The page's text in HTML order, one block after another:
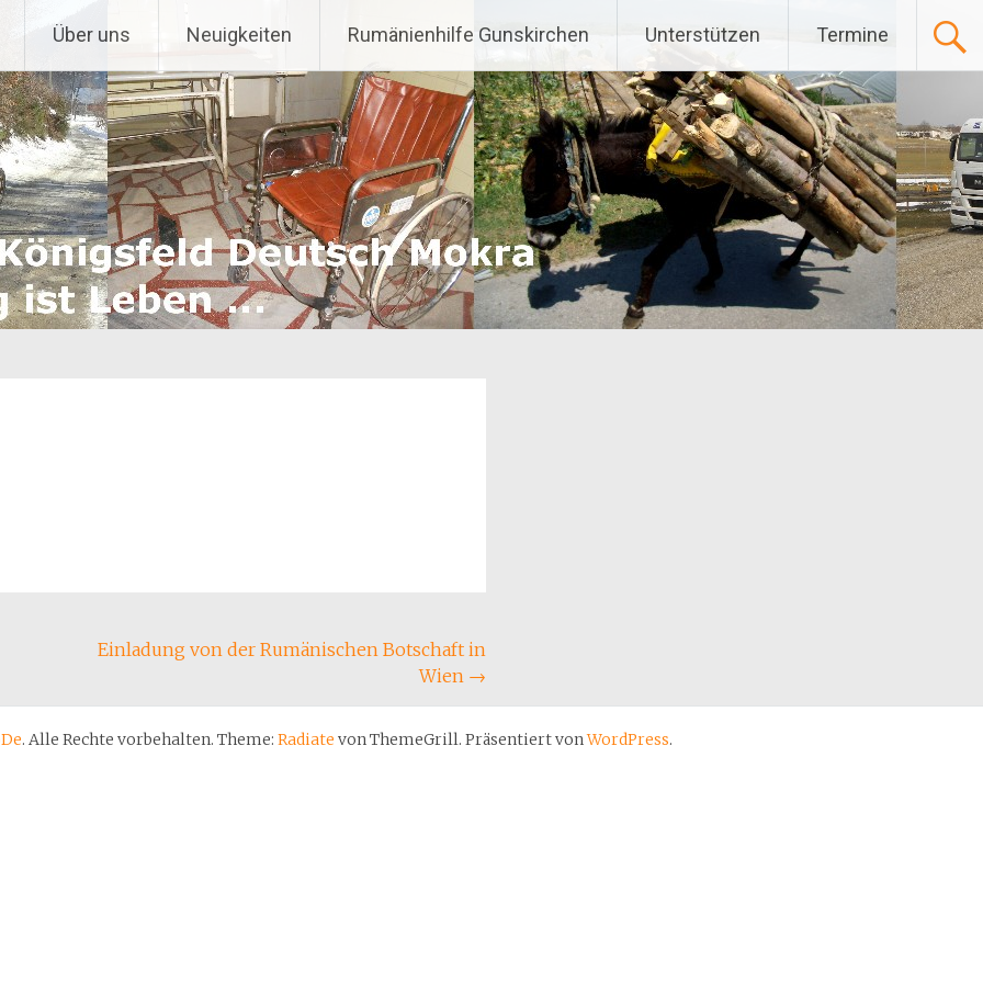
Über uns Neuigkeiten Rumänienhilfe Gunskirchen Unterstützen Termine
Einladung von der Rumänischen Botschaft in
Wien →
. Alle Rechte vorbehalten. Theme: Radiate von ThemeGrill. Präsentiert vonWordPress.